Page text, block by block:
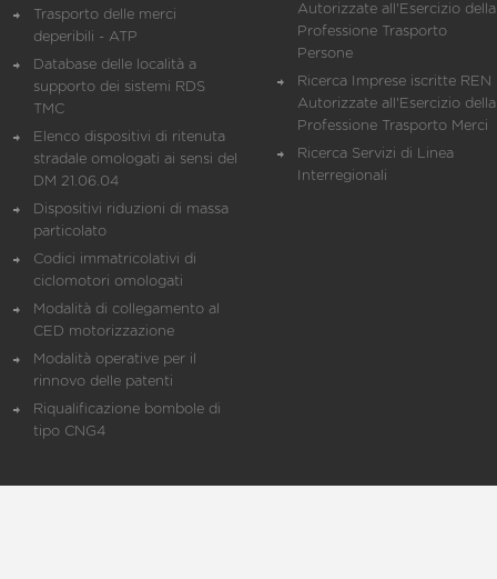
Trasporto delle merci
deperibili - ATP
Database delle località a
supporto dei sistemi RDS
TMC
Elenco dispositivi di ritenuta
stradale omologati ai sensi del
DM 21.06.04
Dispositivi riduzioni di massa
particolato
Codici immatricolativi di
ciclomotori omologati
Modalità di collegamento al
CED motorizzazione
Modalità operative per il
rinnovo delle patenti
Riqualificazione bombole di
tipo CNG4
Autorizzate all'Esercizio della
Professione Trasporto
Persone
Ricerca Imprese iscritte REN
Autorizzate all'Esercizio della
Professione Trasporto Merci
Ricerca Servizi di Linea
Interregionali